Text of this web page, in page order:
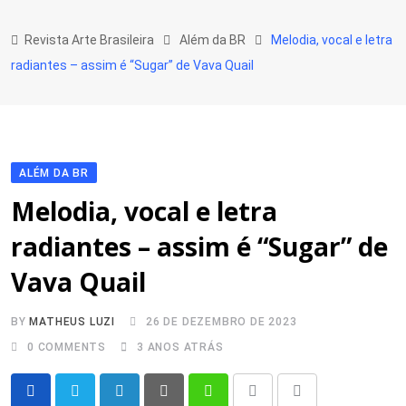
to
content
Revista Arte Brasileira Além da BR
Melodia, vocal e letra
radiantes – assim é “Sugar” de Vava Quail
ALÉM DA BR
Melodia, vocal e letra
radiantes – assim é “Sugar” de
Vava Quail
BY MATHEUS LUZI
26 DE DEZEMBRO DE 2023
0 COMMENTS 3 ANOS ATRÁS